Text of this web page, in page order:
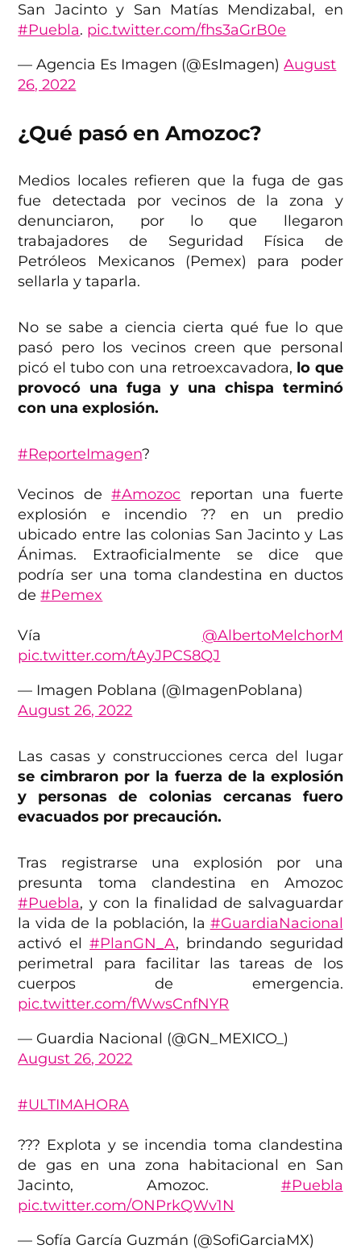
San Jacinto y San Matías Mendizabal, en
#Puebla. pic.twitter.com/fhs3aGrB0e
— Agencia Es Imagen (@EsImagen)August
26, 2022
¿Qué pasó en Amozoc?
Medios locales refieren que la fuga de gas
fue detectada por vecinos de la zona y
denunciaron, por lo que llegaron
trabajadores de Seguridad Física de
Petróleos Mexicanos (Pemex) para poder
sellarla y taparla.
No se sabe a ciencia cierta qué fue lo que
pasó pero los vecinos creen que personal
picó el tubo con una retroexcavadora, lo que
provocó una fuga y una chispa terminó
con una explosión.
#ReporteImagen?
Vecinos de#Amozoc reportan una fuerte
explosión e incendio ?? en un predio
ubicado entre las colonias San Jacinto y Las
Ánimas. Extraoficialmente se dice que
podría ser una toma clandestina en ductos
de#Pemex
Vía @AlbertoMelchorM
pic.twitter.com/tAyJPCS8QJ
— Imagen Poblana (@ImagenPoblana)
August 26, 2022
Las casas y construcciones cerca del lugar
se cimbraron por la fuerza de la explosión
y personas de colonias cercanas fuero
evacuados por precaución.
Tras registrarse una explosión por una
presunta toma clandestina en Amozoc
#Puebla, y con la finalidad de salvaguardar
la vida de la población, la #GuardiaNacional
activó el #PlanGN_A, brindando seguridad
perimetral para facilitar las tareas de los
cuerpos de emergencia.
pic.twitter.com/fWwsCnfNYR
— Guardia Nacional (@GN_MEXICO_)
August 26, 2022
#ULTIMAHORA
??? Explota y se incendia toma clandestina
de gas en una zona habitacional en San
Jacinto, Amozoc. #Puebla
pic.twitter.com/ONPrkQWv1N
— Sofía García Guzmán (@SofiGarciaMX)